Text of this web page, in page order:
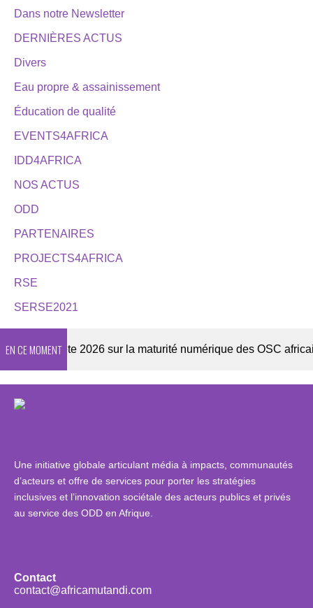
Dans notre Newsletter
DERNIÈRES ACTUS
Divers
Eau propre & assainissement
Éducation de qualité
EVENTS4AFRICA
IDD4AFRICA
NOS ACTUS
ODD
PARTENAIRES
PROJECTS4AFRICA
RSE
SERSE2021
EN CE MOMENT
Enquête 2026 sur la maturité numérique des OSC africaines
Une initiative globale articulant média à impacts, communautés
d’acteurs et offre de services pour porter les stratégies
inclusives et l’innovation sociétale des acteurs publics et privés
au service des ODD en Afrique.
Contact
contact@africamutandi.com